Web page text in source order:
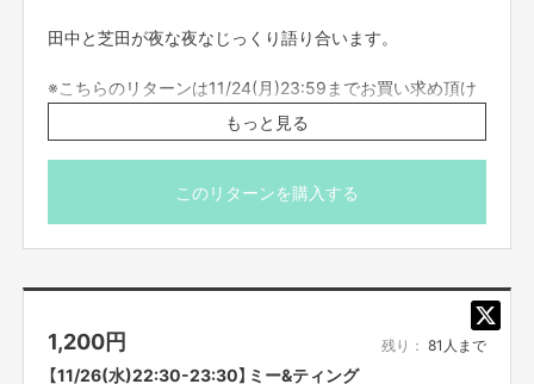
田中と芝田が夜な夜なじっくり語り合います。
※こちらのリターンは11/24(月)23:59までお買い求め頂け
ます。
※出演者は変更になる場合がありますので予めご了承くだ
さい。変更になった場合の返金は致しかねます。
※プロジェクト本文の末尾に記載されている【ご支援にあた
もっと見る
このリターンを購入する
1,200円 残り： 81人まで
【11/26(水)22:30-23:30】ミー&ティング